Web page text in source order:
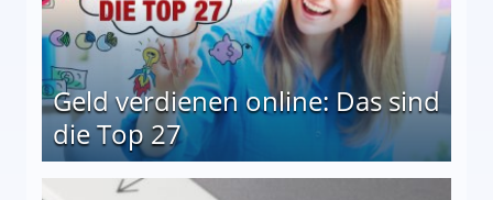
Geld verdienen online: Das sind
die Top 27